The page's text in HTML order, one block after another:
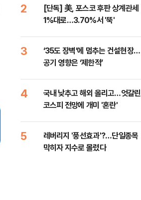
2
[단독] 美, 포스코 후판 상계관세
1%대로…3.70%서 '뚝'
3
‘35도 장벽’에 멈추는 건설현장…
공기 영향은 ‘제한적’
4
국내 낮추고 해외 올리고…엇갈린
코스피 전망에 개미 '혼란'
5
레버리지 '풍선효과'?…단일종목
막히자 지수로 몰렸다